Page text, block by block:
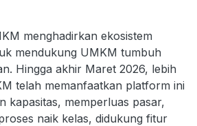
menghadirkan ekosistem
mendukung UMKM tumbuh
Hingga akhir Maret 2026, lebih
telah memanfaatkan platform ini
kapasitas, memperluas pasar,
naik kelas, didukung fitur